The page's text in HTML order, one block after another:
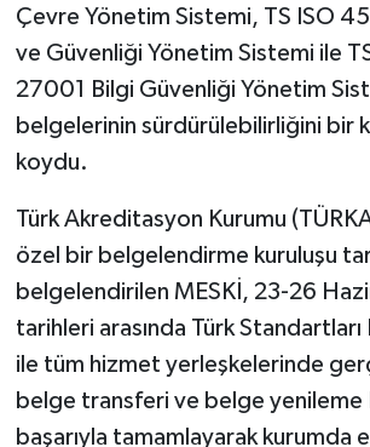
Çevre Yönetim Sistemi, TS ISO
ve Güvenliği Yönetim Sistemi ile
27001 Bilgi Güvenliği Yönetim
belgelerinin sürdürülebilirliğini bir
koydu.
Türk Akreditasyon Kurumu
özel bir belgelendirme kuruluşu
belgelendirilen MESKİ, 23-26
tarihleri arasında Türk Standartları
ile tüm hizmet yerleşkelerinde
belge transferi ve belge yenileme
başarıyla tamamlayarak kurumda